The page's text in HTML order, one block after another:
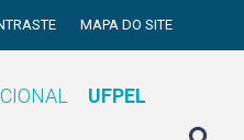
MAPA DO SITE
UFPEL